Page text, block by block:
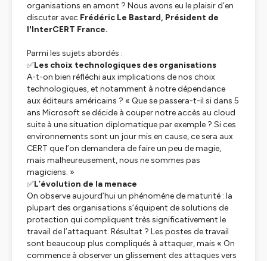
organisations en amont ? Nous avons eu le plaisir d’en
discuter avec Frédéric Le Bastard, Président de
l'InterCERT France.
Parmi les sujets abordés :
✅Les choix technologiques des organisations
A-t-on bien réfléchi aux implications de nos choix
technologiques, et notamment à notre dépendance
aux éditeurs américains ? « Que se passera-t-il si dans 5
ans Microsoft se décide à couper notre accès au cloud
suite à une situation diplomatique par exemple ? Si ces
environnements sont un jour mis en cause, ce sera aux
CERT que l’on demandera de faire un peu de magie,
mais malheureusement, nous ne sommes pas
magiciens. »
✅L’évolution de la menace
On observe aujourd’hui un phénomène de maturité : la
plupart des organisations s’équipent de solutions de
protection qui compliquent très significativement le
travail de l’attaquant. Résultat ? Les postes de travail
sont beaucoup plus compliqués à attaquer, mais « On
commence à observer un glissement des attaques vers